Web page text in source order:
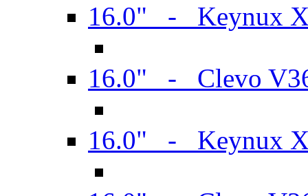
16.0" - Keynux
16.0" - Clevo
16.0" - Keynux